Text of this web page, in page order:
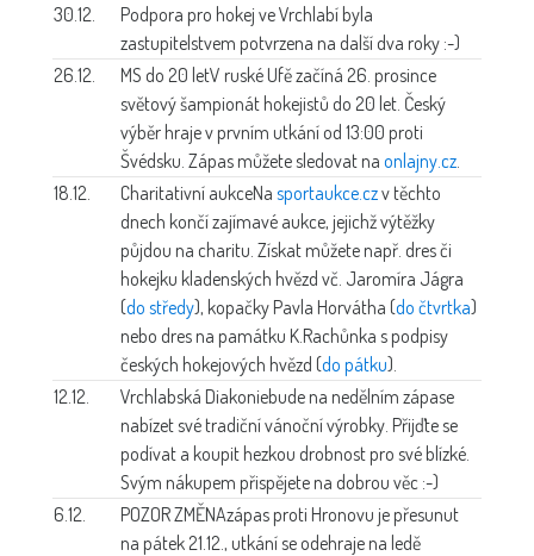
30.12. Podpora pro hokej ve Vrchlabí byla
zastupitelstvem potvrzena na další dva roky :-)
26.12.
MS do 20 letV ruské Ufě začíná 26. prosince
světový šampionát hokejistů do 20 let. Český
výběr hraje v prvním utkání od 13:00 proti
Švédsku. Zápas můžete sledovat na onlajny.cz
18.12.
Charitativní aukceNa sportaukce.czv těchto
dnech končí zajímavé aukce, jejichž výtěžky
půjdou na charitu. Získat můžete např. dres či
hokejku kladenských hvězd vč. Jaromíra Jágra
(do středy), kopačky Pavla Horvátha (do čtvrtka)
nebo dres na památku K.Rachůnka s podpisy
českých hokejových hvězd (do pátku).
12.12.
Vrchlabská Diakoniebude na nedělním zápase
nabízet své tradiční vánoční výrobky. Přijďte se
podívat a koupit hezkou drobnost pro své blízké.
Svým nákupem přispějete na dobrou věc :-)
6.12.
POZOR ZMĚNAzápas proti Hronovu je přesunut
na pátek 21.12., utkání se odehraje na ledě